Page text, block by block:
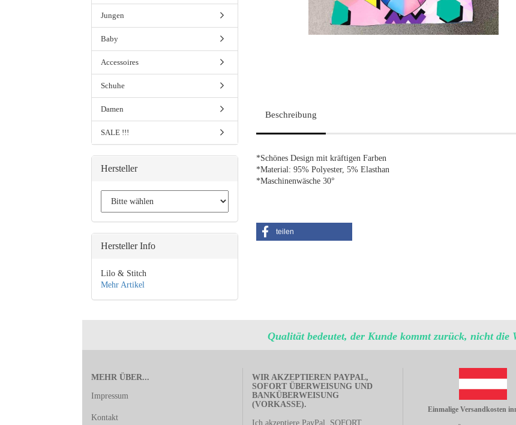
Beschreibung
*Schönes Design mit kräftigen Farben
*Material: 95% Polyester, 5% Elasthan
*Maschinenwäsche 30°
teilen
Jungen
Baby
Accessoires
Schuhe
Damen
SALE !!!
Hersteller
Hersteller Info
Lilo & Stitch
Mehr Artikel
Qualität bedeutet, der Kunde kommt zurück, nicht die
MEHR ÜBER...
Impressum
Kontakt
WIR AKZEPTIEREN PAYPAL,
SOFORT ÜBERWEISUNG UND
BANKÜBERWEISUNG
(VORKASSE).
Ich akzeptiere PayPal, SOFORT
Einmalige Versandkosten